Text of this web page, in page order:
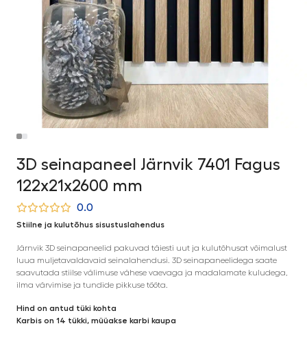
3D seinapaneel Järnvik 7401 Fagus
122x21x2600 mm
0.0
Stiilne ja kulutõhus sisustuslahendus
Järnvik 3D seinapaneelid pakuvad täiesti uut ja kulutõhusat võimalust
luua muljetavaldavaid seinalahendusi. 3D seinapaneelidega saate
saavutada stiilse välimuse vähese vaevaga ja madalamate kuludega,
ilma värvimise ja tundide pikkuse tööta.
Hind on antud tüki kohta
Karbis on 14 tükki, müüakse karbi kaupa